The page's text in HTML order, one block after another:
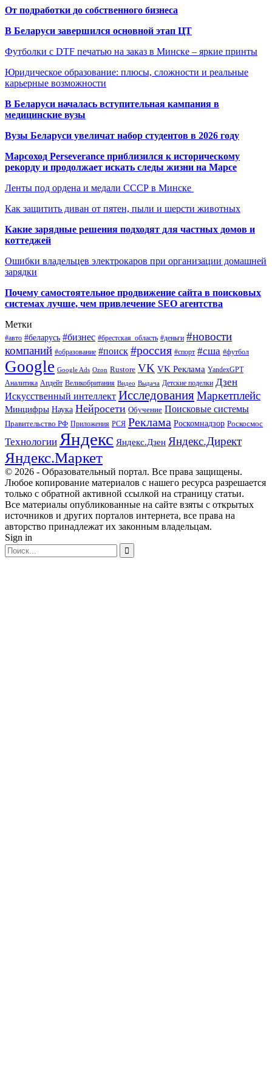
От подработки до собственного бизнеса
В Беларуси завершился основной этап ЦТ
Футболки с DTF печатью на заказ в Минске – яркие принты
Юридическое образование: плюсы, сложности и реальные
карьерные возможности
В Беларуси началась вступительная кампания в
медицинские вузы
Вузы Беларуси увеличат набор студентов в 2026 году
Марсоход Perseverance приблизился к историческому
рекорду и продолжает искать следы жизни на Марсе
Ленты под ордена и медали СССР в Минске
Как защитить диван от пятен, пыли и шерсти животных
Какие зарядные решения подходят для частных домов и
коттеджей
Ошибки владельцев электрокаров при организации домашней
зарядки
Почему самостоятельное продвижение сайта в поисковых
системах лучше, чем привлечение SEO агентства
Метки
#авто #беларусь #бизнес #брестская_область #деньги #новости
компаний #образование #поиск #россия #спорт #сша #футбол
Google Google Ads Ozon Rustore VK VK Реклама YandexGPT
Аналитика Апдейт Великобритания Видео Выдача Детские поделки Дзен
Искусственный интеллект ИсследованияМаркетплейс
Минцифры Наука Нейросети Обучение Поисковые системы
Правительство РФ Приложения РСЯ Реклама Роскомнадзор Роскосмос
Технологии Яндекс Яндекс.Дзен Яндекс.Директ
Яндекс.Маркет
© 2026 - Образовательный портал. Все права защищены.
Любое копирование материалов с нашего ресурса разрешается
только с обратной активной ссылкой на страницу статьи.
Все материалы опубликованные на сайте взяты с открытых
источников и других порталов интернета, все права на
авторство принадлежат их законным владельцам.
Sign in